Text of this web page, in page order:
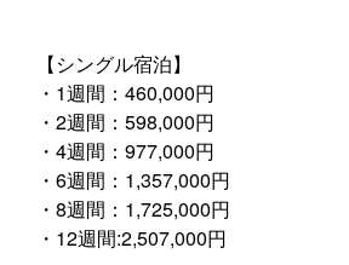
【シングル宿泊】
・1週間：460,000円
・2週間：598,000円
・4週間：977,000円
・6週間：1,357,000円
・8週間：1,725,000円
・12週間:2,507,000円